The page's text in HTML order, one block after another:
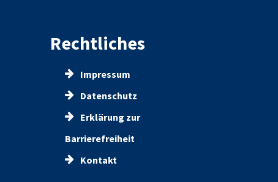
Rechtliches
Impressum
Datenschutz
Erklärung zur
Barrierefreiheit
Kontakt